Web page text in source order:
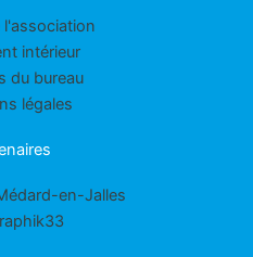
l'association
intérieur
du bureau
légales
en-Jalles